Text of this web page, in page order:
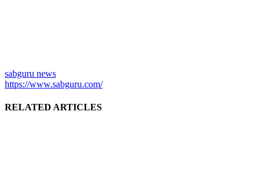
sabguru news
https://www.sabguru.com/
RELATED ARTICLES